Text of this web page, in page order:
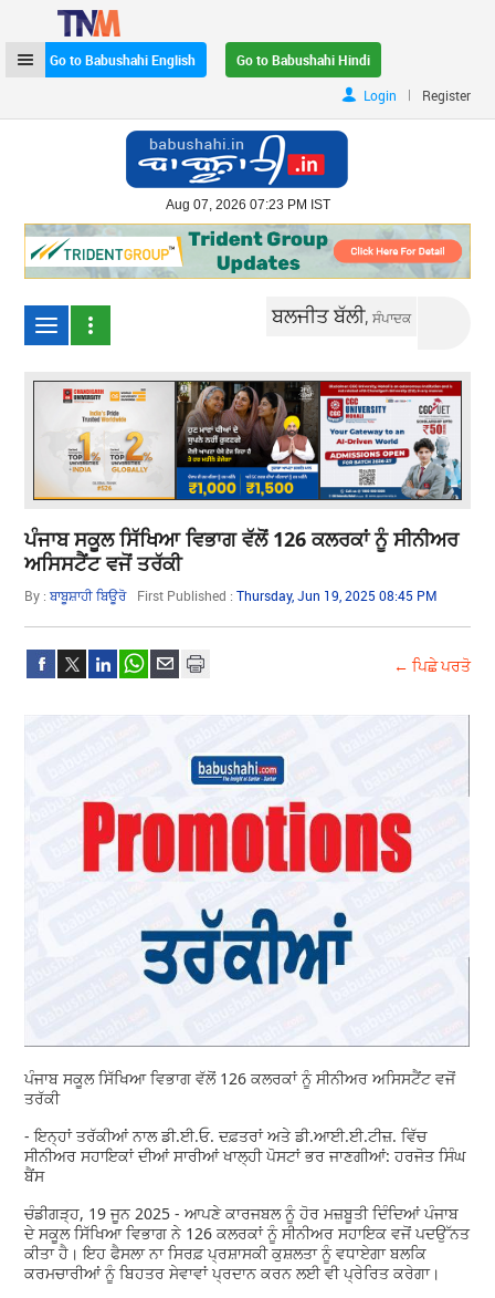
Go to Babushahi English
Go to Babushahi Hindi
Login
| Register
Aug 07, 2026 07:23 PM IST
ਬਲਜੀਤ ਬੱਲੀ,ਸੰਪਾਦਕ
ਪੰਜਾਬ ਸਕੂਲ ਸਿੱਖਿਆ ਵਿਭਾਗ ਵੱਲੋਂ 126 ਕਲਰਕਾਂ ਨੂੰ ਸੀਨੀਅਰ
ਅਸਿਸਟੈਂਟ ਵਜੋਂ ਤਰੱਕੀ
By :ਬਾਬੂਸ਼ਾਹੀ ਬਿਊਰੋ First Published :Thursday, Jun 19, 2025 08:45 PM
← ਪਿਛੇ ਪਰਤੋ
ਪੰਜਾਬ ਸਕੂਲ ਸਿੱਖਿਆ ਵਿਭਾਗ ਵੱਲੋਂ 126 ਕਲਰਕਾਂ ਨੂੰ ਸੀਨੀਅਰ ਅਸਿਸਟੈਂਟ ਵਜੋਂ
ਤਰੱਕੀ
- ਇਨ੍ਹਾਂ ਤਰੱਕੀਆਂ ਨਾਲ ਡੀ.ਈ.ਓ. ਦਫ਼ਤਰਾਂ ਅਤੇ ਡੀ.ਆਈ.ਈ.ਟੀਜ਼. ਵਿੱਚ
ਸੀਨੀਅਰ ਸਹਾਇਕਾਂ ਦੀਆਂ ਸਾਰੀਆਂ ਖਾਲ੍ਹੀ ਪੋਸਟਾਂ ਭਰ ਜਾਣਗੀਆਂ: ਹਰਜੋਤ ਸਿੰਘ
ਬੈਂਸ
ਚੰਡੀਗੜ੍ਹ, 19 ਜੂਨ 2025 - ਆਪਣੇ ਕਾਰਜਬਲ ਨੂੰ ਹੋਰ ਮਜ਼ਬੂਤੀ ਦਿੰਦਿਆਂ ਪੰਜਾਬ
ਦੇ ਸਕੂਲ ਸਿੱਖਿਆ ਵਿਭਾਗ ਨੇ 126 ਕਲਰਕਾਂ ਨੂੰ ਸੀਨੀਅਰ ਸਹਾਇਕ ਵਜੋਂ ਪਦਉੱਨਤ
ਕੀਤਾ ਹੈ। ਇਹ ਫੈਸਲਾ ਨਾ ਸਿਰਫ਼ ਪ੍ਰਸ਼ਾਸਕੀ ਕੁਸ਼ਲਤਾ ਨੂੰ ਵਧਾਏਗਾ ਬਲਕਿ
ਕਰਮਚਾਰੀਆਂ ਨੂੰ ਬਿਹਤਰ ਸੇਵਾਵਾਂ ਪ੍ਰਦਾਨ ਕਰਨ ਲਈ ਵੀ ਪ੍ਰੇਰਿਤ ਕਰੇਗਾ।